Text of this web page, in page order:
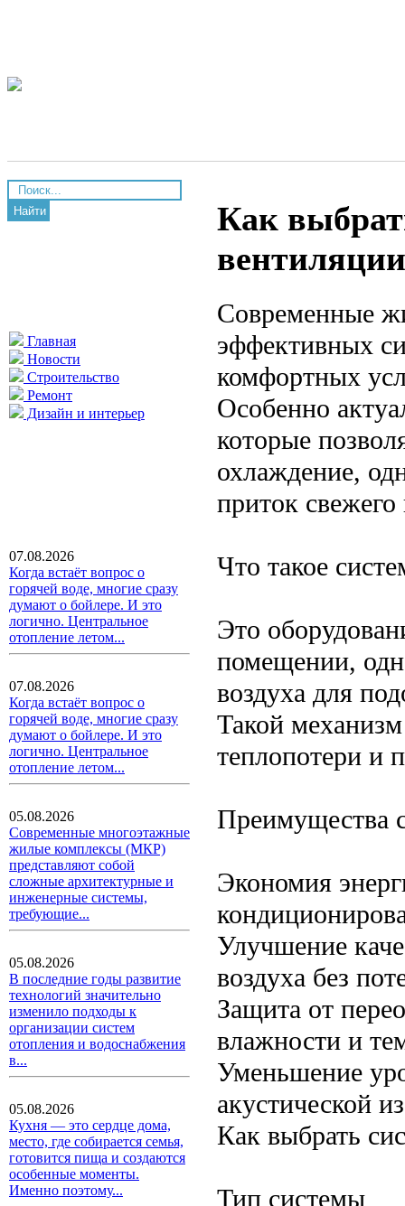
Найти
Главная
Новости
Строительство
Ремонт
Дизайн и интерьер
07.08.2026
Когда встаёт вопрос о
горячей воде, многие сразу
думают о бойлере. И это
логично. Центральное
отопление летом...
07.08.2026
Когда встаёт вопрос о
горячей воде, многие сразу
думают о бойлере. И это
логично. Центральное
отопление летом...
05.08.2026
Современные многоэтажные
жилые комплексы (МКР)
представляют собой
сложные архитектурные и
инженерные системы,
требующие...
05.08.2026
В последние годы развитие
технологий значительно
изменило подходы к
организации систем
отопления и водоснабжения
в...
05.08.2026
Кухня — это сердце дома,
место, где собирается семья,
готовится пища и создаются
особенные моменты.
Именно поэтому...
Как
Современные
эффективных
комфортных
Особенно
которые
охлаждение,
приток свежего
Что такое
Это
помещении,
воздуха для
Такой
теплопотери и
Преимущества
Экономия
Улучшение
воздуха без
Защита от
влажности и
Уменьшение
акустической
Как выбрать
Тип системы